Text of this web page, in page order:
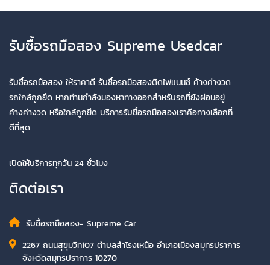
รับซื้อรถมือสอง Supreme Usedcar
รับซื้อรถมือสอง ให้ราคาดี รับซื้อรถมือสองติดไฟแนนซ์ ค้างค่างวด
รถใกล้ถูกยึด หากท่านกำลังมองหาทางออกสำหรับรถที่ยังผ่อนอยู่
ค้างค่างวด หรือใกล้ถูกยึด บริการรับซื้อรถมือสองเราคือทางเลือกที่
ดีที่สุด
เปิดให้บริการทุกวัน 24 ชั่วโมง
ติดต่อเรา
รับซื้อรถมือสอง- Supreme Car
2267 ถนนสุขุมวิท107 ตำบลสำโรงเหนือ อำเภอเมืองสมุทรปราการ
จังหวัดสมุทรปราการ 10270